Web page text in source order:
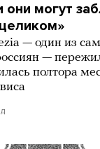
они могут
— один из
—
полтора